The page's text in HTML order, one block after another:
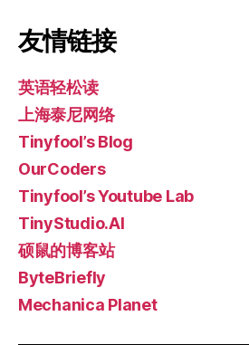
友情链接
英语轻松读
上海泰尼网络
Tinyfool’s Blog
OurCoders
Tinyfool’s Youtube Lab
TinyStudio.AI
硕鼠的博客站
ByteBriefly
Mechanica Planet